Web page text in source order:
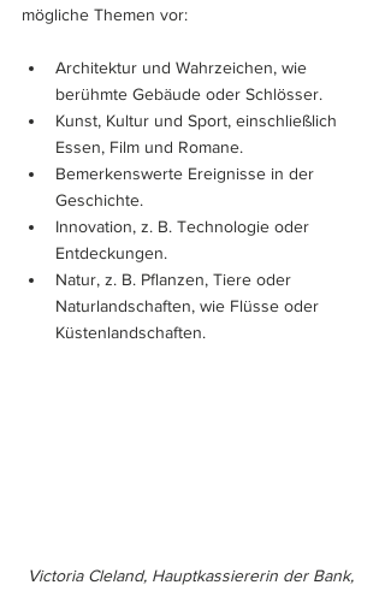
mögliche Themen vor:
Architektur und Wahrzeichen, wie
berühmte Gebäude oder Schlösser.
Kunst, Kultur und Sport, einschließlich
Essen, Film und Romane.
Bemerkenswerte Ereignisse in der
Geschichte.
Innovation, z. B. Technologie oder
Entdeckungen.
Natur, z. B. Pflanzen, Tiere oder
Naturlandschaften, wie Flüsse oder
Küstenlandschaften.
Victoria Cleland, Hauptkassiererin der Bank,